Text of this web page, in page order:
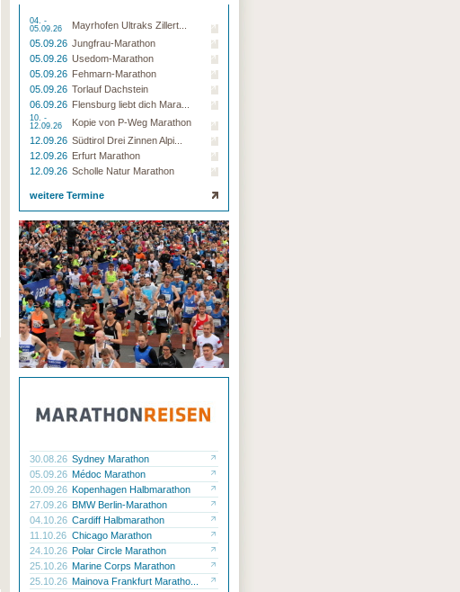
04. -
05.09.26
Mayrhofen Ultraks Zillert...
05.09.26 Jungfrau-Marathon
05.09.26 Usedom-Marathon
05.09.26 Fehmarn-Marathon
05.09.26 Torlauf Dachstein
06.09.26 Flensburg liebt dich Mara...
10. -
12.09.26
Kopie von P-Weg Marathon
12.09.26 Südtirol Drei Zinnen Alpi...
12.09.26 Erfurt Marathon
12.09.26 Scholle Natur Marathon
weitere Termine
30.08.26 Sydney Marathon
05.09.26 Médoc Marathon
20.09.26 Kopenhagen Halbmarathon
27.09.26 BMW Berlin-Marathon
04.10.26 Cardiff Halbmarathon
11.10.26 Chicago Marathon
24.10.26 Polar Circle Marathon
25.10.26 Marine Corps Marathon
25.10.26 Mainova Frankfurt Maratho...